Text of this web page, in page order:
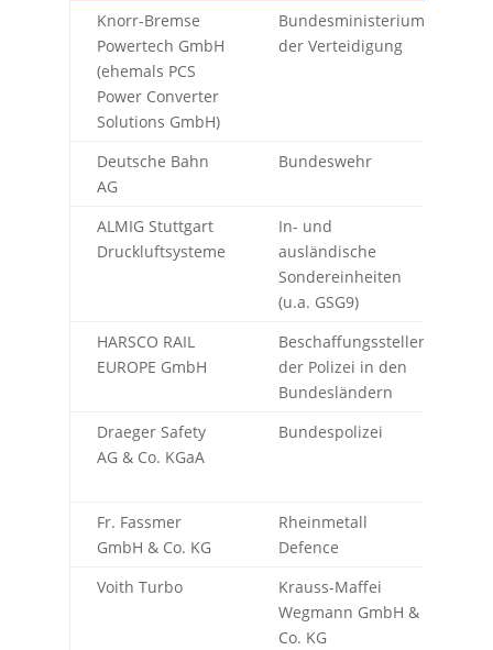
Bahntechnik
Wehrtechnik
Knorr-Bremse
Powertech GmbH
(ehemals PCS
Power Converter
Solutions GmbH)
Bundesministerium
der Verteidigung
Deutsche Bahn
AG
Bundeswehr
ALMIG Stuttgart
Druckluftsysteme
In- und
ausländische
Sondereinheiten
(u.a. GSG9)
HARSCO RAIL
EUROPE GmbH
Beschaffungsstellen
der Polizei in den
Bundesländern
Draeger Safety
AG & Co. KGaA
Bundespolizei
Fr. Fassmer
GmbH & Co. KG
Rheinmetall
Defence
Voith Turbo
Krauss-Maffei
Wegmann GmbH &
Co. KG